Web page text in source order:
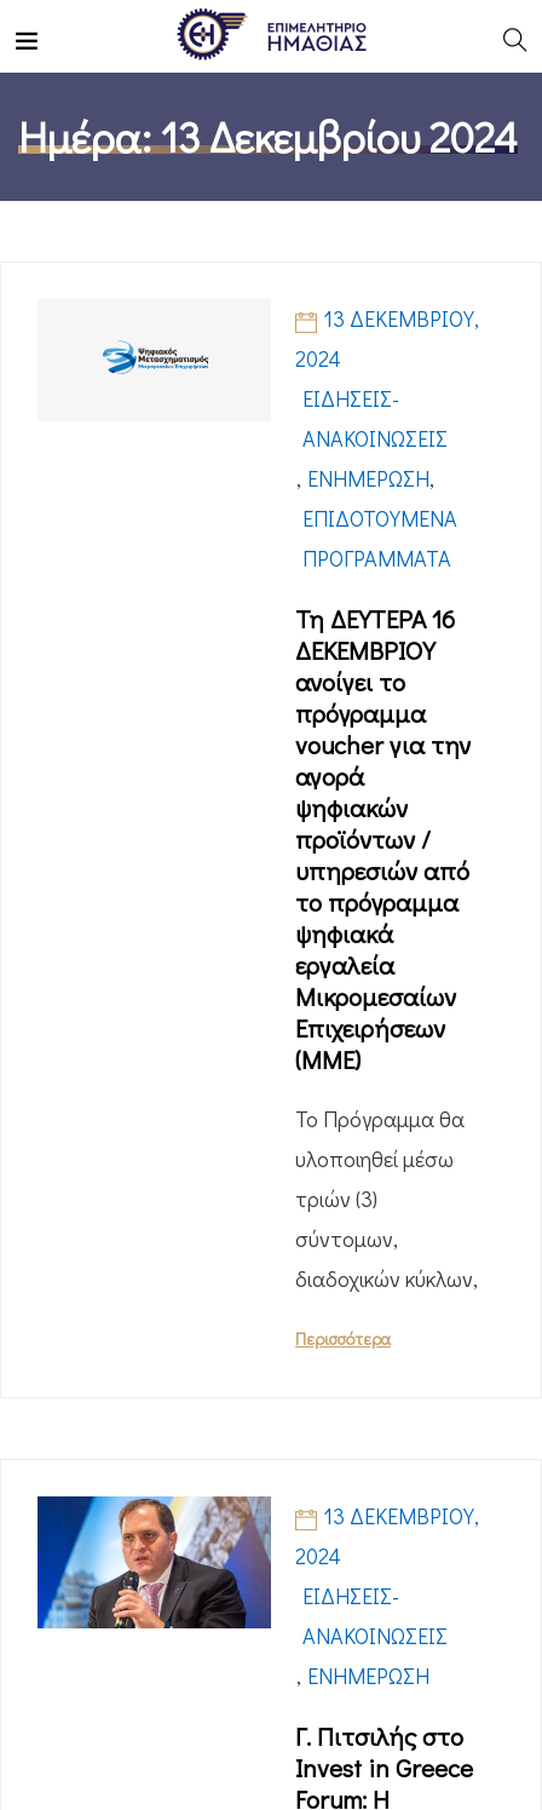
Ημέρα:13 Δεκεμβρίου 2024
13 ΔΕΚΕΜΒΡΊΟΥ,
2024
ΕΙΔΉΣΕΙΣ-
ΑΝΑΚΟΙΝΏΣΕΙΣ
, ΕΝΗΜΈΡΩΣΗ,
ΕΠΙΔΟΤΟΎΜΕΝΑ
ΠΡΟΓΡΆΜΜΑΤΑ
Τη ΔΕΥΤΕΡΑ 16
ΔΕΚΕΜΒΡΙΟΥ
ανοίγει το
πρόγραμμα
voucher για την
αγορά
ψηφιακών
προϊόντων /
υπηρεσιών από
το πρόγραμμα
ψηφιακά
εργαλεία
Μικρομεσαίων
Επιχειρήσεων
(ΜΜΕ)
Το Πρόγραμμα θα
υλοποιηθεί μέσω
τριών (3)
σύντομων,
διαδοχικών κύκλων,
Περισσότερα
13 ΔΕΚΕΜΒΡΊΟΥ,
2024
ΕΙΔΉΣΕΙΣ-
ΑΝΑΚΟΙΝΏΣΕΙΣ
, ΕΝΗΜΈΡΩΣΗ
Γ. Πιτσιλής στο
Invest in Greece
Forum: Η